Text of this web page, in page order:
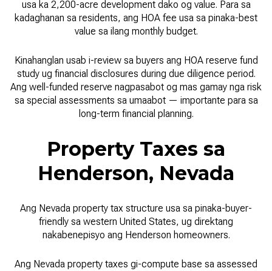
usa ka 2,200-acre development dako og value. Para sa
kadaghanan sa residents, ang HOA fee usa sa pinaka-best
value sa ilang monthly budget.
Kinahanglan usab i-review sa buyers ang HOA reserve fund
study ug financial disclosures during due diligence period.
Ang well-funded reserve nagpasabot og mas gamay nga risk
sa special assessments sa umaabot — importante para sa
long-term financial planning.
Property Taxes sa
Henderson, Nevada
Ang Nevada property tax structure usa sa pinaka-buyer-
friendly sa western United States, ug direktang
nakabenepisyo ang Henderson homeowners.
Ang Nevada property taxes gi-compute base sa assessed